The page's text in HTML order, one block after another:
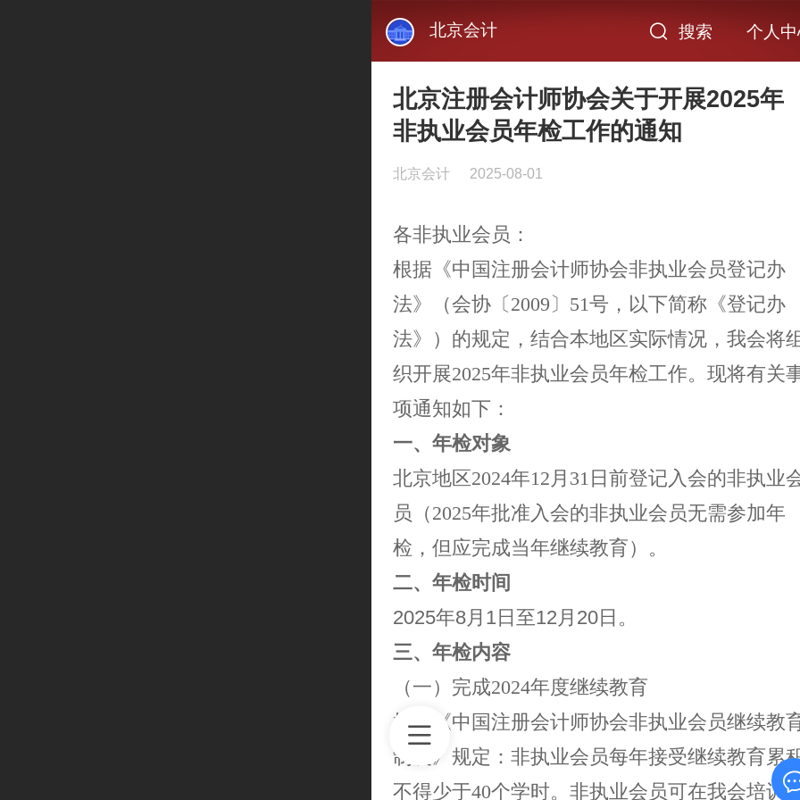
北京会计 搜索 个人
北京注册会计师协会关于开展2025年
非执业会员年检工作的通知
北京会计 2025-08-01
各非执业会员：
根据《中国注册会计师协会非执业会员登记办
法》（会协〔2009〕51号，以下简称《登记办
法》）的规定，结合本地区实际情况，我会将
织开展2025年非执业会员年检工作。现将有关
项通知如下：
一、年检对象
北京地区2024年12月31日前登记入会的非执业
员（2025年批准入会的非执业会员无需参加年
检，但应完成当年继续教育）。
二、年检时间
2025年8月1日至12月20日。
三、年检内容
（一）完成2024年度继续教育
根据《中国注册会计师协会非执业会员继续教
制度》规定：非执业会员每年接受继续教育累
不得少于40个学时。非执业会员可在我会培训